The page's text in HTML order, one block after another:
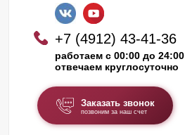
+7 (4912) 43-41-36
работаем с 00:00 до 24:00
отвечаем круглосуточно
Заказать звонок
позвоним за наш счет